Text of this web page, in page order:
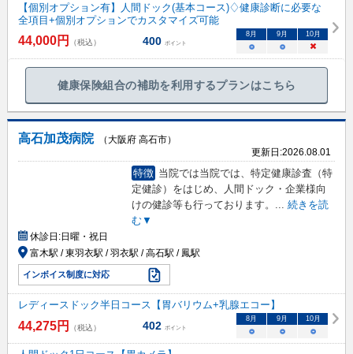
【個別オプション有】人間ドック(基本コース)♢健康診断に必要な
全項目+個別オプションでカスタマイズ可能
44,000円 （税込） 400 ポイント
8 月 9 月 10月
○ ○ ×
健康保険組合の補助を利用するプランはこちら
高石加茂病院
（大阪府 高石市）
更新日:2026.08.01
特徴 当院では当院では、特定健康診査（特
定健診）をはじめ、人間ドック・企業様向
けの健診等も行っております。 ... 続きを読
む▼
休診日:日曜・祝日
富木駅 / 東羽衣駅 / 羽衣駅 / 高石駅 / 鳳駅
インボイス制度に対応
レディースドック半日コース【胃バリウム+乳腺エコー】
44,275円 （税込） 402 ポイント
8月 9月 10月
○ ○ ○